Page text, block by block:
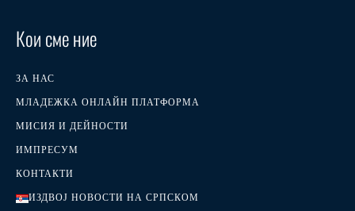
Кои сме ние
ЗА НАС
МЛАДЕЖКА ОНЛАЙН ПЛАТФОРМА
МИСИЯ И ДЕЙНОСТИ
ИМПРЕСУМ
КОНТАКТИ
ИЗДВОЈ НОВОСТИ НА СРПСКОМ